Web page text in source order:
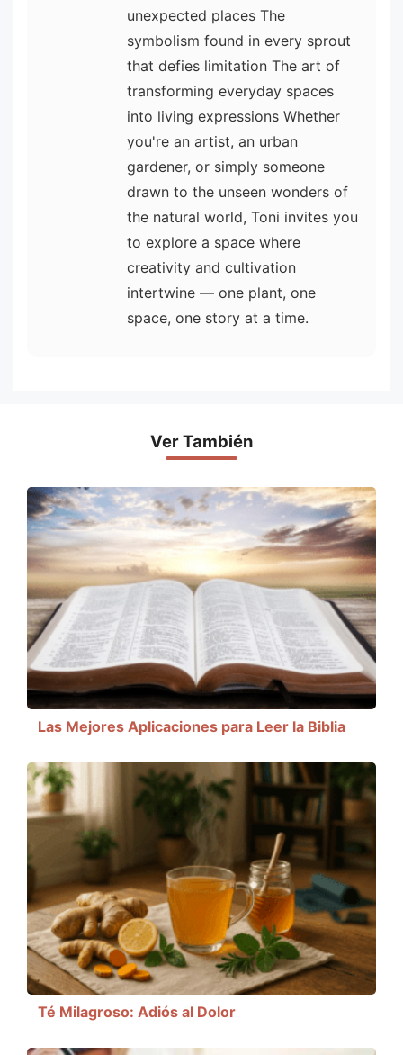
unexpected places The
symbolism found in every sprout
that defies limitation The art of
transforming everyday spaces
into living expressions Whether
you're an artist, an urban
gardener, or simply someone
drawn to the unseen wonders of
the natural world, Toni invites you
to explore a space where
creativity and cultivation
intertwine — one plant, one
space, one story at a time.
Ver También
Las Mejores Aplicaciones para Leer la Biblia
Té Milagroso: Adiós al Dolor